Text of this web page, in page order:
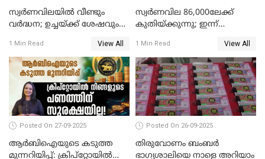
സ്വർണവിലയിൽ വീണ്ടും
വർദ്ധന; ഉച്ചയ്ക്ക് ശേഷവും
കൂടിയത് പവന് 2,760 രൂപ
1 Min Read View All
സ്വര്‍ണവില 86,000ലേക്ക്
കുതിയ്ക്കുന്നു; ഇന്ന്
1040 രൂപ
1 Min Read View All
Posted On 27-09-2025
ആർബിഐയുടെ കടുത്ത
മുന്നറിയിപ്പ്: ക്രിപ്റ്റോയിൽ
Posted On 26-09-2025
തിരുവോണം ബംബര്‍
ഭാഗ്യശാലിയെ നാളെ അറിയാം